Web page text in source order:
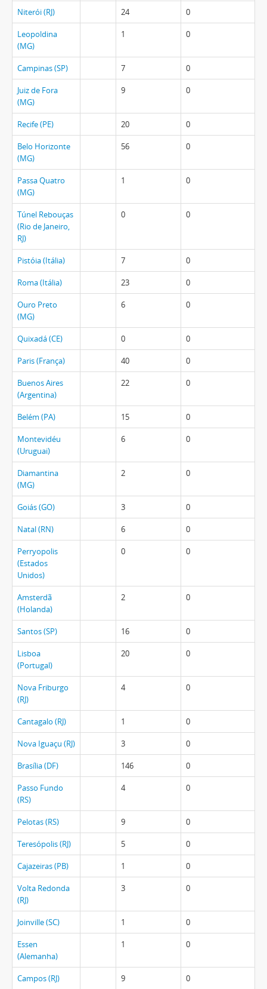
Niterói (RJ) 24 0
Leopoldina
(MG)
1 0
Campinas (SP) 7 0
Juiz de Fora
(MG)
9 0
Recife (PE) 20 0
Belo Horizonte
(MG)
56 0
Passa Quatro
(MG)
1 0
Túnel Rebouças
(Rio de Janeiro,
RJ)
0 0
Pistóia (Itália) 7 0
Roma (Itália) 23 0
Ouro Preto
(MG)
6 0
Quixadá (CE) 0 0
Paris (França) 40 0
Buenos Aires
(Argentina)
22 0
Belém (PA) 15 0
Montevidéu
(Uruguai)
6 0
Diamantina
(MG)
2 0
Goiás (GO) 3 0
Natal (RN) 6 0
Perryopolis
(Estados
Unidos)
0 0
Amsterdã
(Holanda)
2 0
Santos (SP) 16 0
Lisboa
(Portugal)
20 0
Nova Friburgo
(RJ)
4 0
Cantagalo (RJ) 1 0
Nova Iguaçu (RJ) 3 0
Brasília (DF) 146 0
Passo Fundo
(RS)
4 0
Pelotas (RS) 9 0
Teresópolis (RJ) 5 0
Cajazeiras (PB) 1 0
Volta Redonda
(RJ)
3 0
Joinville (SC) 1 0
Essen
(Alemanha)
1 0
Campos (RJ) 9 0